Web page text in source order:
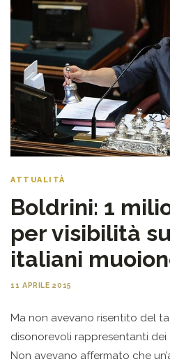
ATTUALITÀ
Boldrini: 1
per visibilità
italiani
11 APRILE 2015
Ma non avevano risentito del
disonorevoli rappresentanti
Non avevano affermato che